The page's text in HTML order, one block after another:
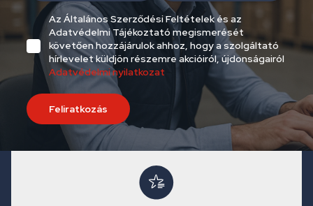
Az Általános Szerződési Feltételek és az
Adatvédelmi Tájékoztató megismerését
követően hozzájárulok ahhoz, hogy a szolgáltató
hírlevelet küldjön részemre akcióiról, újdonságairól
Adatvédelmi nyilatkozat
Feliratkozás